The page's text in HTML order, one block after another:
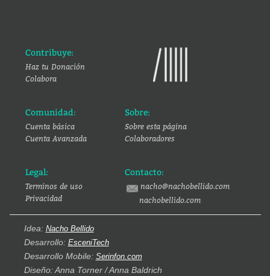
Contribuye:
Haz tu Donación
Colabora
Comunidad:
Cuenta básica
Cuenta Avanzada
Sobre:
Sobre esta página
Colaboradores
Legal:
Terminos de uso
Privacidad
Contacto:
nacho@nachobellido.com
nachobellido.com
Idea: Nacho Bellido
Desarrollo: EsceniTech
Desarrollo Mobile: Serinfon.com
Diseño: Anna Torner / Anna Baldrich